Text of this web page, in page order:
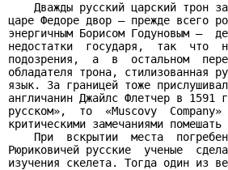
Дважды русский царский трон
царе Федоре двор – прежде всего
энергичным Борисом Годуновым –
недостатки  государя,  так  что
подозрения,  а  в  остальном
обладателя трона, стилизованная
язык. За границей тоже
англичанин Джайлс Флетчер в 1591
русском»,  то  «Muscovy
критическими замечаниями
При  вскрытии  места
Рюриковичей русские  ученые
изучения скелета. Тогда один из